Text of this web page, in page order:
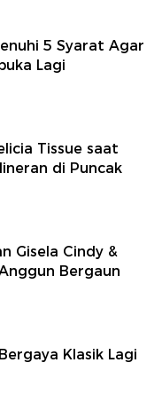
5 Syarat Agar
Lagi
Tissue saat
di Puncak
Gisela Cindy &
Bergaun
Klasik Lagi